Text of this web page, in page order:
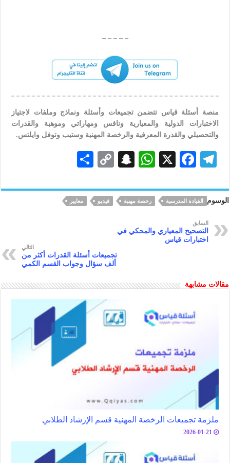
– – – – –
منصة أسئلة قياس تتضمن تجميعات وأسئلة ونماذج وملفات لاجتياز
الاختبارات الدولية والمعيارية ونافس ومهاراتي وموهبة والقدرات
والتحصيلي والقدرة المعرفية والرخصة المهنية وستيب وتوفل وايلتس.
Te
gr
a
m
F
eb
oo
k
X
W
at
s
A
S
a
pc
C
p
y
k
ar
e
الوسوم القيادة المدرسية رخصة مهنية فيديو معايير
السابق
التصحيح المعياري والمحكي في
اختبارات قياس
التالي
تجميعات أسئلة القدرات أكثر من
ألف سؤال وجواب القسم الكمي
مقالات مشابهة
ملزمة تجميعات الرخصة المهنية قسم الإرشاد الطلابي
2026-01-21